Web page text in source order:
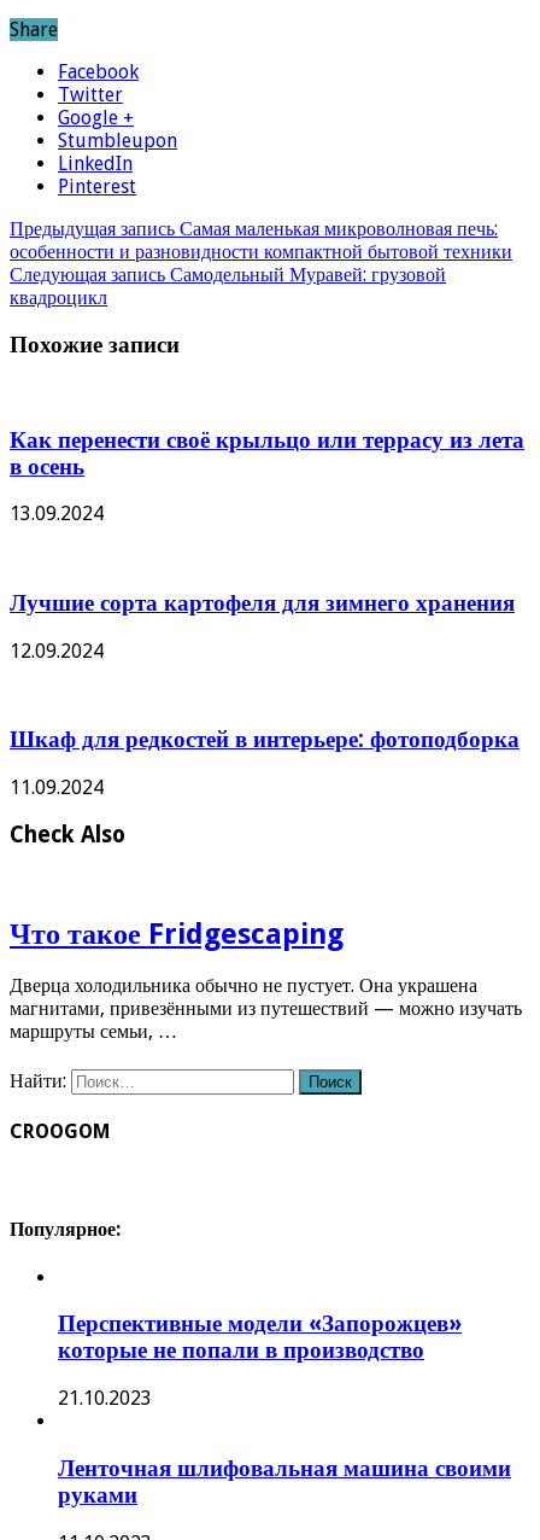
Share
Facebook
Twitter
Google +
Stumbleupon
LinkedIn
Pinterest
Предыдущая запись Самая маленькая микроволновая печь:
особенности и разновидности компактной бытовой техники
Следующая запись Самодельный Муравей: грузовой
квадроцикл
Похожие записи
Как перенести своё крыльцо или террасу из лета
в осень
13.09.2024
Лучшие сорта картофеля для зимнего хранения
12.09.2024
Шкаф для редкостей в интерьере: фотоподборка
11.09.2024
Check Also
Что такое Fridgescaping
Дверца холодильника обычно не пустует. Она украшена
магнитами, привезёнными из путешествий — можно изучать
маршруты семьи, …
Найти:
CROOGOM
Популярное:
Перспективные модели «Запорожцев»
которые не попали в производство
21.10.2023
Ленточная шлифовальная машина своими
руками